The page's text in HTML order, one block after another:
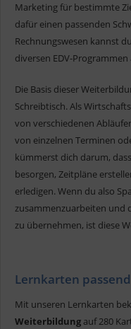
Marketing für bestimmte
dafür einen passenden
Rechnungswesen kannst
diversen EDV-
Die Basis dieser
Schreibtisch. Als
von verschiedenen
von einzelnen Terminen
kümmerst dich darum,
besorgen, Zeitpläne
erledigen. Wenn du also
zusammenzuarbeiten und
zu übernehmen, ist diese
Lernkarten
Mit unseren Lernkarten
Weiterbildung auf 280